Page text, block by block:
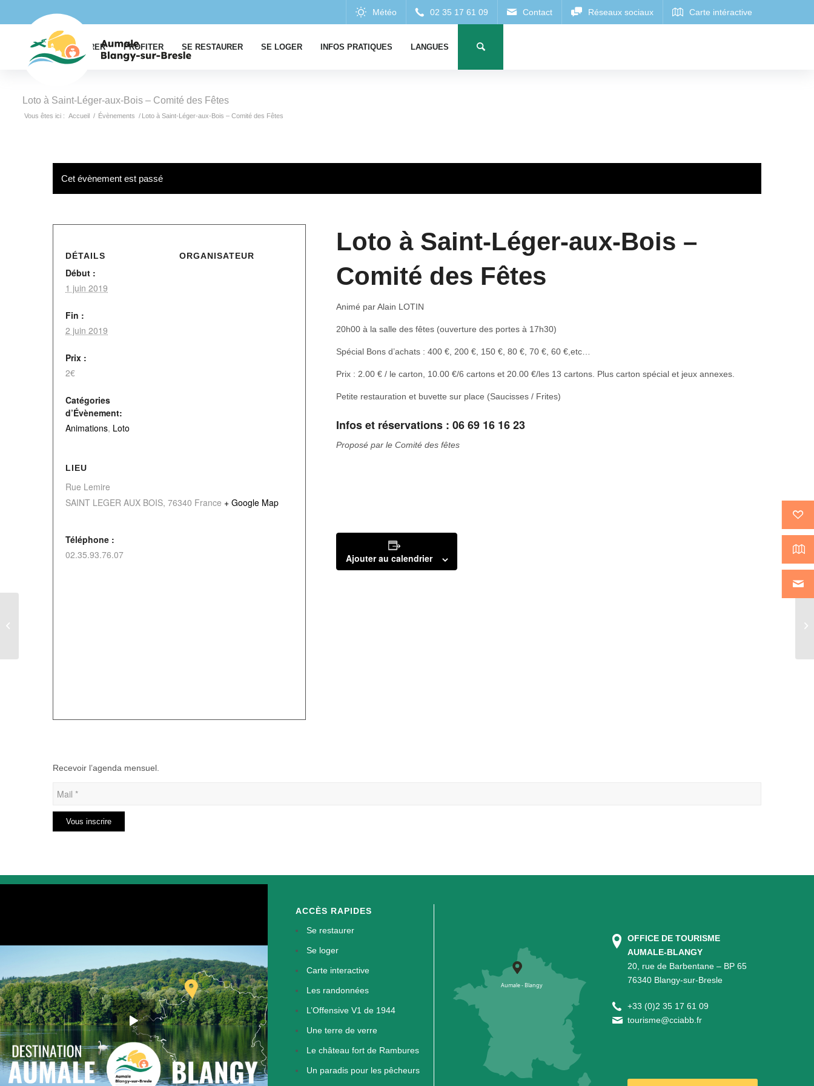
EXPLORER PROFITER SE RESTAURER SE LOGER INFOS PRATIQUES LANGUES
Loto à Saint-Léger-aux-Bois – Comité des Fêtes
Vous êtes ici : Accueil / Évènements / Loto à Saint-Léger-aux-Bois – Comité des Fêtes
Cet évènement est passé
Loto à Saint-Léger-aux-Bois –
Comité des Fêtes
Animé par Alain LOTIN
20h00 à la salle des fêtes (ouverture des portes à 17h30)
Spécial Bons d’achats : 400 €, 200 €, 150 €, 80 €, 70 €, 60 €,etc…
Prix : 2.00 € / le carton, 10.00 €/6 cartons et 20.00 €/les 13 cartons. Plus carton spécial et jeux annexes.
Petite restauration et buvette sur place (Saucisses / Frites)
Infos et réservations : 06 69 16 16 23
Proposé par le Comité des fêtes
Ajouter au calendrier
DÉTAILS
Début :
1 juin 2019
Fin :
2 juin 2019
Prix :
2€
Catégories
d’Évènement:
Animations, Loto
ORGANISATEUR
LIEU
Rue Lemire
SAINT LEGER AUX BOIS, 76340 France + Google Map
Téléphone :
02.35.93.76.07
Recevoir l’agenda mensuel.
ACCÈS RAPIDES
Se restaurer
Se loger
Carte interactive
Les randonnées
L’Offensive V1 de 1944
Une terre de verre
Le château fort de Rambures
Un paradis pour les pêcheurs
OFFICE DE TOURISME
AUMALE-BLANGY
20, rue de Barbentane – BP 65
76340 Blangy-sur-Bresle
+33 (0)2 35 17 61 09
tourisme@cciabb.fr